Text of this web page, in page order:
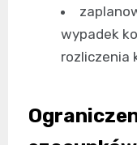
wypadek
rozliczenia